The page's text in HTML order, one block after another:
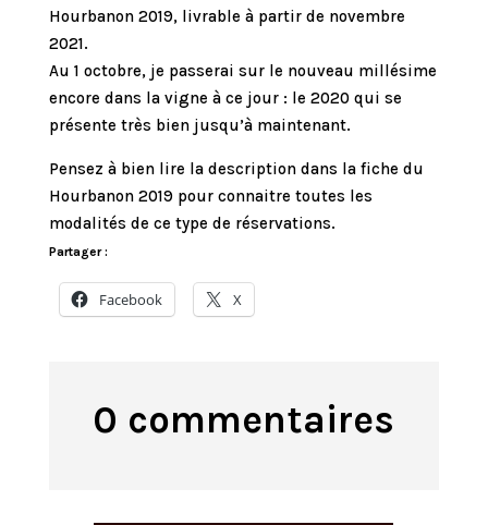
Hourbanon 2019, livrable à partir de novembre
2021.
Au 1 octobre, je passerai sur le nouveau millésime
encore dans la vigne à ce jour : le 2020 qui se
présente très bien jusqu’à maintenant.
Pensez à bien lire la description dans la fiche du
Hourbanon 2019 pour connaitre toutes les
modalités de ce type de réservations.
Partager :
Facebook X
0 commentaires